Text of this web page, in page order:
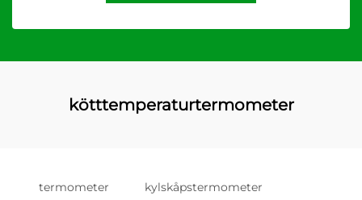
kötttemperaturtermometer
termometer kylskåpstermometer